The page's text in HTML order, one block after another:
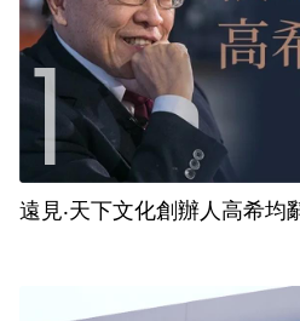
遠見‧天下文化創辦人高希均